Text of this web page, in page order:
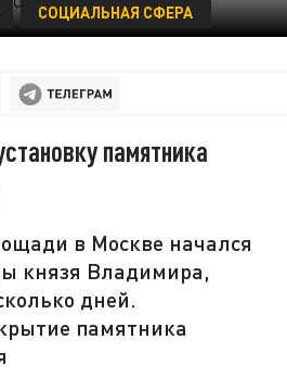
СОЦИАЛЬНАЯ СФЕРА
памятника
в Москве начался
князя Владимира,
дней.
памятника